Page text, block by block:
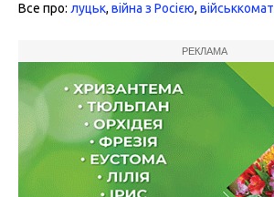
Все про: луцьк, війна з Росією, військкомат
РЕКЛАМА